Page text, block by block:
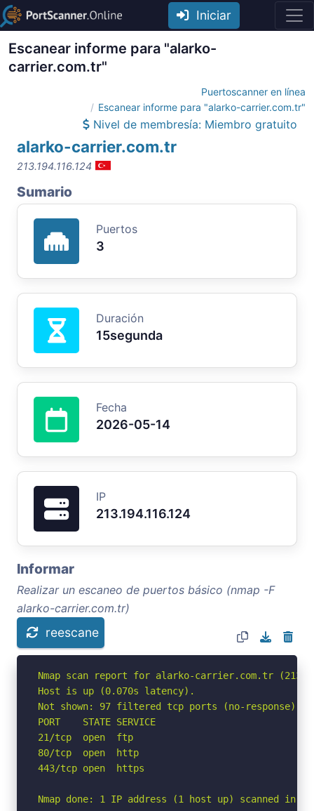
Iniciar
Escanear informe para "alarko-
carrier.com.tr"
Puertoscanner en línea
Escanear informe para "alarko-carrier.com.tr"
Nivel de membresía: Miembro gratuito
alarko-carrier.com.tr
213.194.116.124
Sumario
Puertos
3
Duración
15segunda
Fecha
2026-05-14
IP
213.194.116.124
Informar
Realizar un escaneo de puertos básico (nmap -F
alarko-carrier.com.tr)
reescane
Nmap scan report for alarko-carrier.com.tr
Host is up (0.070s latency).
Not shown: 97 filtered tcp ports (no-response)
PORT    STATE SERVICE
21/tcp  open  ftp
80/tcp  open  http
443/tcp open  https
Nmap done: 1 IP address (1 host up) scanned in